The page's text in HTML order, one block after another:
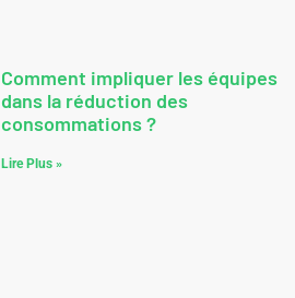
Comment impliquer les équipes
dans la réduction des
consommations ?
Lire Plus »